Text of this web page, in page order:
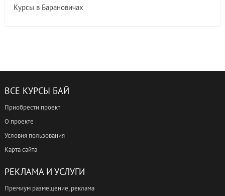
Курсы в Барановичах
ВСЕ КУРСЫ БАЙ
Приобрести проект
О проекте
Условия пользования
Карта сайта
РЕКЛАМА И УСЛУГИ
Премиум размещение, реклама